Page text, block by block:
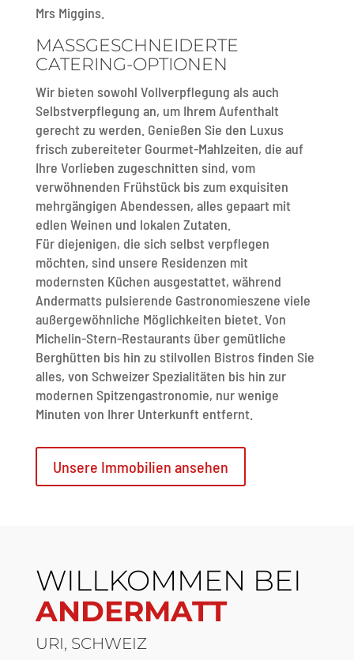
Mrs Miggins.
MASSGESCHNEIDERTE C
ATERING-OPTIONEN
Wir bieten sowohl Vollverpflegung als auch
Selbstverpflegung an, um Ihrem Aufenthalt
gerecht zu werden. Genießen Sie den Luxus
frisch zubereiteter Gourmet-Mahlzeiten, die auf
Ihre Vorlieben zugeschnitten sind, vom
verwöhnenden Frühstück bis zum exquisiten
mehrgängigen Abendessen, alles gepaart mit
edlen Weinen und lokalen Zutaten.
Für diejenigen, die sich selbst verpflegen
möchten, sind unsere Residenzen mit
modernsten Küchen ausgestattet, während
Andermatts pulsierende Gastronomieszene viele
außergewöhnliche Möglichkeiten bietet. Von
Michelin-Stern-Restaurants über gemütliche
Berghütten bis hin zu stilvollen Bistros finden Sie
alles, von Schweizer Spezialitäten bis hin zur
modernen Spitzengastronomie, nur wenige
Minuten von Ihrer Unterkunft entfernt.
Unsere Immobilien ansehen
WILLKOMMEN BEI
ANDERMATT
URI, SCHWEIZ